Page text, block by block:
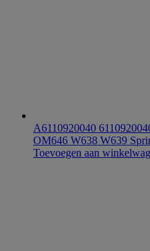
A6110920040
OM646 W638 W639
Toevoegen aan